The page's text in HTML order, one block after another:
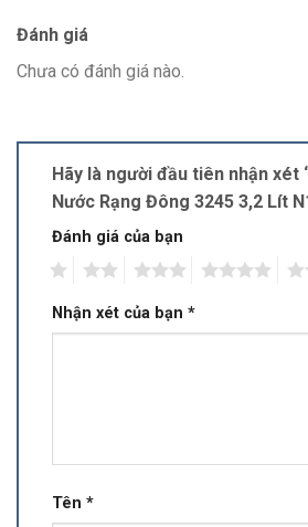
Đánh giá
Chưa có đánh giá nào.
Hãy là người đầu tiên nhận xét
Nước Rạng Đông 3245 3,2 Lít
Đánh giá của bạn
Nhận xét của bạn *
Tên *